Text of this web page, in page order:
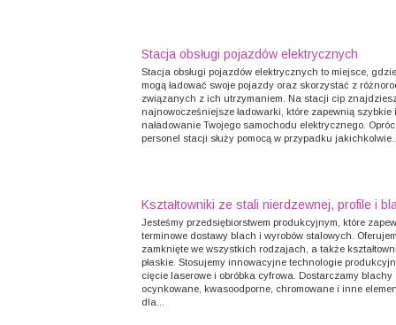
Stacja obsługi pojazdów elektrycznych
Stacja obsługi pojazdów elektrycznych to miejsce,
mogą ładować swoje pojazdy oraz skorzystać z
związanych z ich utrzymaniem. Na stacji cip
najnowocześniejsze ładowarki, które zapewnią szybkie
naładowanie Twojego samochodu elektrycznego.
personel stacji służy pomocą w przypadku
Kształtowniki ze stali nierdzewnej, profile i
Jesteśmy przedsiębiorstwem produkcyjnym, które
terminowe dostawy blach i wyrobów stalowych.
zamknięte we wszystkich rodzajach, a także
płaskie. Stosujemy innowacyjne technologie
cięcie laserowe i obróbka cyfrowa. Dostarczamy blachy
ocynkowane, kwasoodporne, chromowane i inne
dla...